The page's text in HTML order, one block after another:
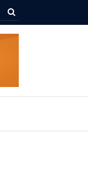
faz pagar mais caro